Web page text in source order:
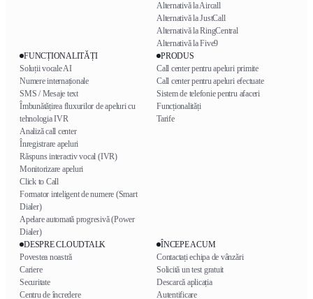
Alternativă la Aircall
Alternativă la JustCall
Alternativă la RingCentral
Alternativă la Five9
FUNCȚIONALITĂȚI
Soluții vocale AI
Numere internaționale
SMS / Mesaje text
Îmbunătățirea fluxurilor de apeluri cu
tehnologia IVR
Analiză call center
Înregistrare apeluri
Răspuns interactiv vocal (IVR)
Monitorizare apeluri
Click to Call
Formator inteligent de numere (Smart
Dialer)
Apelare automată progresivă (Power
Dialer)
PRODUS
Call center pentru apeluri primite
Call center pentru apeluri efectuate
Sistem de telefonie pentru afaceri
Funcționalități
Tarife
DESPRE CLOUDTALK
Povestea noastră
Cariere
Securitate
Centru de încredere
ÎNCEPE ACUM
Contactați echipa de vânzări
Solicită un test gratuit
Descarcă aplicația
Autentificare